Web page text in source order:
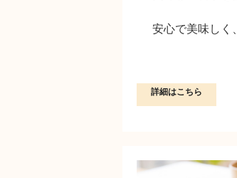
安心で美味しく
詳細はこちら